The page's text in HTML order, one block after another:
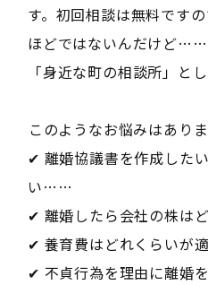
す。初回相談は無料です
ほどではないんだけど
「身近な町の相談所」と
――このようなお悩みはありま
✔ 離婚協議書を作成した
い……
✔ 離婚したら会社の株は
✔ 養育費はどれくらいが
✔ 不貞行為を理由に離婚